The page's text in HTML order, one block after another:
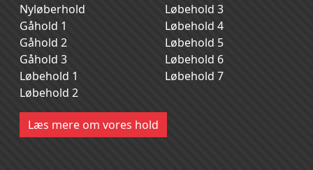
Nyløberhold
Gåhold 1
Gåhold 2
Gåhold 3
Løbehold 1
Løbehold 2
Løbehold 3
Løbehold 4
Løbehold 5
Løbehold 6
Løbehold 7
Læs mere om vores hold